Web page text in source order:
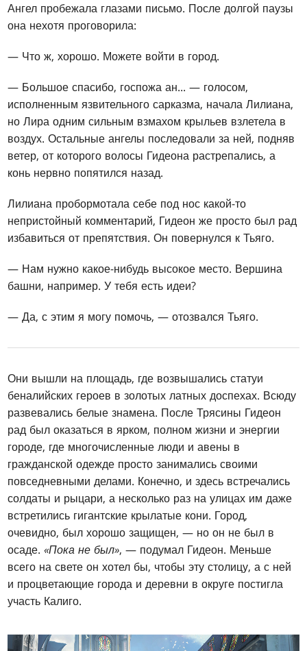
Ангел пробежала глазами письмо. После долгой паузы
она нехотя проговорила:
— Что ж, хорошо. Можете войти в город.
— Большое спасибо, госпожа ан... — голосом,
исполненным язвительного сарказма, начала Лилиана,
но Лира одним сильным взмахом крыльев взлетела в
воздух. Остальные ангелы последовали за ней, подняв
ветер, от которого волосы Гидеона растрепались, а
конь нервно попятился назад.
Лилиана пробормотала себе под нос какой-то
непристойный комментарий, Гидеон же просто был рад
избавиться от препятствия. Он повернулся к Тьяго.
— Нам нужно какое-нибудь высокое место. Вершина
башни, например. У тебя есть идеи?
— Да, с этим я могу помочь, — отозвался Тьяго.
Они вышли на площадь, где возвышались статуи
беналийских героев в золотых латных доспехах. Всюду
развевались белые знамена. После Трясины Гидеон
рад был оказаться в ярком, полном жизни и энергии
городе, где многочисленные люди и авены в
гражданской одежде просто занимались своими
повседневными делами. Конечно, и здесь встречались
солдаты и рыцари, а несколько раз на улицах им даже
встретились гигантские крылатые кони. Город,
очевидно, был хорошо защищен, — но он не был в
осаде.«Пока не был», — подумал Гидеон. Меньше
всего на свете он хотел бы, чтобы эту столицу, а с ней
и процветающие города и деревни в округе постигла
участь Калиго.